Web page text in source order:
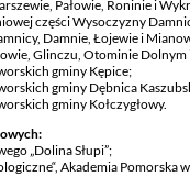
Pałowie, Roninie i
części Wysoczyzny
Damnie, Łojewie i
Glinczu, Otominie Dolnym
gminy Kępice;
gminy Dębnica
gminy Kołczygłowy.
„Dolina Słupi”;
Akademia Pomorska